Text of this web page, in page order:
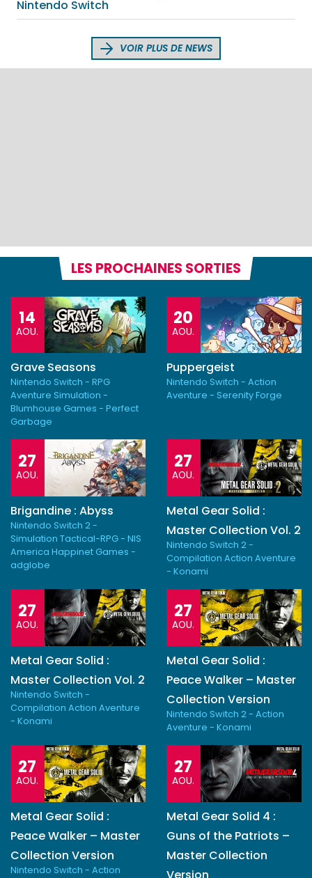
Nintendo Switch
VOIR PLUS DE NEWS
LES PROCHAINES SORTIES
14
AOU.
Grave Seasons
Nintendo Switch - RPG
Aventure Simulation -
Blumhouse Games - Perfect
Garbage
20
AOU.
Puppergeist
Nintendo Switch - Action
Aventure - Serenity Forge
27
AOU.
Brigandine : Abyss
Nintendo Switch 2 -
Simulation Tactical-RPG - NIS
America Happinet Games -
adglobe
27
AOU.
Metal Gear Solid :
Master Collection Vol. 2
Nintendo Switch 2 -
Compilation Action Aventure
- Konami
27
AOU.
Metal Gear Solid :
Master Collection Vol. 2
Nintendo Switch -
Compilation Action Aventure
- Konami
27
AOU.
Metal Gear Solid :
Peace Walker – Master
Collection Version
Nintendo Switch 2 - Action
Aventure - Konami
27
AOU.
Metal Gear Solid :
Peace Walker – Master
Collection Version
Nintendo Switch - Action
27
AOU.
Metal Gear Solid 4 :
Guns of the Patriots –
Master Collection